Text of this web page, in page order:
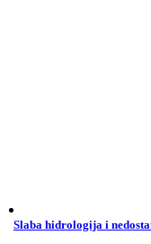
Slaba hidrologija i